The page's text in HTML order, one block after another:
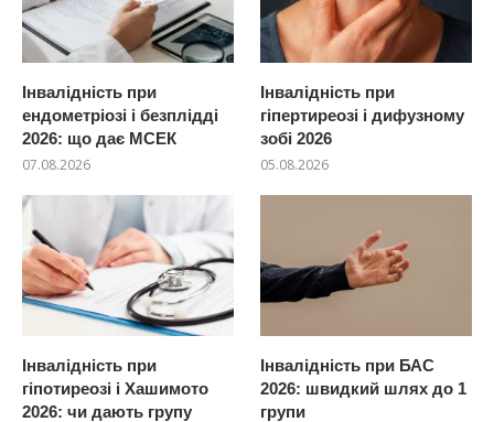
Інвалідність при
ендометріозі і безплідді
2026: що дає МСЕК
07.08.2026
Інвалідність при
гіпертиреозі і дифузному
зобі 2026
05.08.2026
Інвалідність при
гіпотиреозі і Хашимото
2026: чи дають групу
Інвалідність при БАС
2026: швидкий шлях до 1
групи